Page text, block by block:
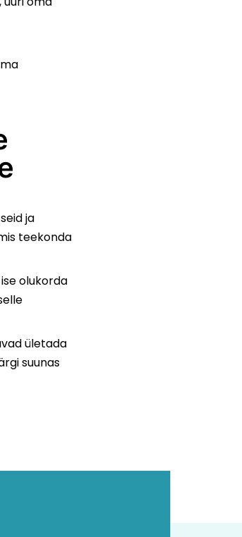
ja
teekonda
olukorda
ületada
suunas